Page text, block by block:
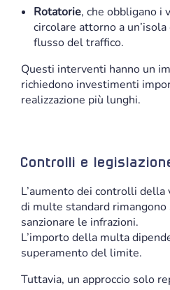
Rotatorie, che obbligano i
circolare attorno a
flusso del traffico.
Questi interventi hanno un
richiedono investimenti
realizzazione più lunghi.
Controlli e
L’aumento dei controlli della
di multe standard
sanzionare le infrazioni.
L’importo della multa
superamento del limite.
Tuttavia, un approccio solo